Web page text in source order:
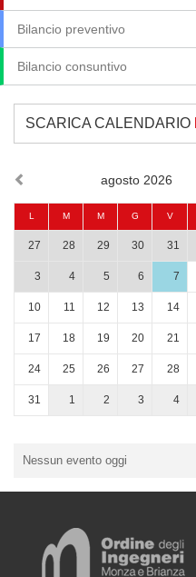
Bilancio preventivo
Bilancio consuntivo
SCARICA CALENDARIO
agosto 2026
L M M G V
27 28 29 30 31
3 4 5 6 7
10 11 12 13 14
17 18 19 20 21
24 25 26 27 28
31 1 2 3 4
Nessun evento oggi